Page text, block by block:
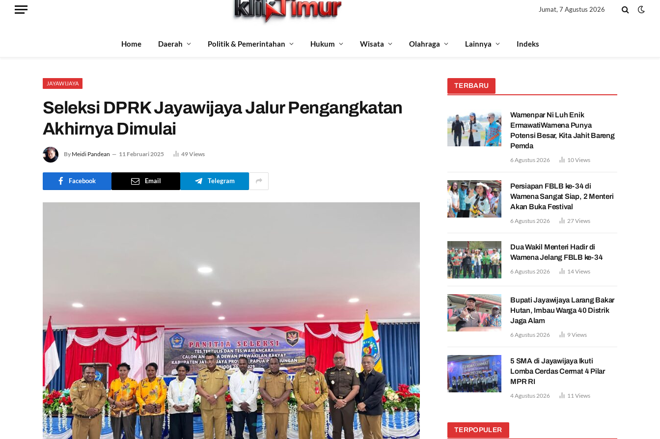
Jumat, 7 Agustus 2026
Home Daerah Politik & Pemerintahan Hukum Wisata Olahraga Lainnya Indeks
JAYAWIJAYA
Seleksi DPRK Jayawijaya Jalur Pengangkatan
Akhirnya Dimulai
By Meidi Pandean 11 Februari 2025 49Views
Facebook Email Telegram
TERBARU
Wamenpar Ni Luh Enik
ErmawatiWamena Punya
Potensi Besar, Kita Jahit Bareng
Pemda
6 Agustus 2026 10Views
Persiapan FBLB ke-34 di
Wamena Sangat Siap, 2 Menteri
Akan Buka Festival
6 Agustus 2026 27Views
Dua Wakil Menteri Hadir di
Wamena Jelang FBLB ke-34
6 Agustus 2026 14Views
Bupati Jayawijaya Larang Bakar
Hutan, Imbau Warga 40 Distrik
Jaga Alam
6 Agustus 2026 9Views
5 SMA di Jayawijaya Ikuti
Lomba Cerdas Cermat 4 Pilar
MPR RI
4 Agustus 2026 11 Views
TERPOPULER